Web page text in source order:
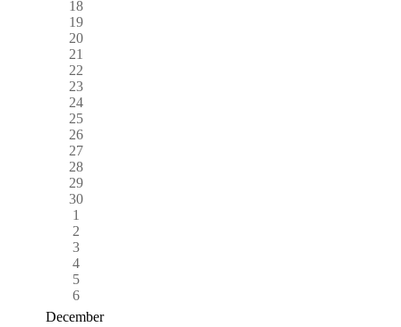
18
19
20
21
22
23
24
25
26
27
28
29
30
1
2
3
4
5
6
December